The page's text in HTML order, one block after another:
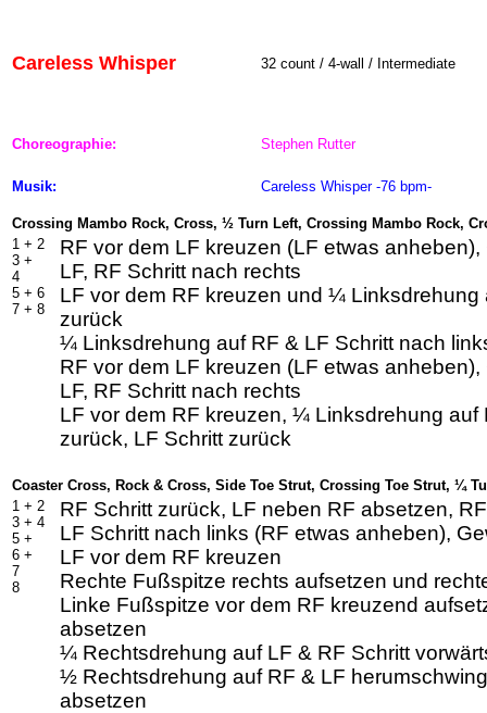
Careless Whisper 32 count / 4-wall / Intermediate
Choreographie: Stephen Rutter
Musik: Careless Whisper -76 bpm-
Crossing Mambo Rock, Cross, ½ Turn Left, Crossing Mambo Rock,
1 + 2
3 +
4
5 + 6
7 + 8
RF vor dem LF kreuzen (LF etwas
LF, RF Schritt nach rechts
LF vor dem RF kreuzen und ¼ Linksdrehung
zurück
¼ Linksdrehung auf RF & LF Schritt nach
RF vor dem LF kreuzen (LF etwas
LF, RF Schritt nach rechts
LF vor dem RF kreuzen, ¼ Linksdrehung auf
zurück, LF Schritt zurück
Coaster Cross, Rock & Cross, Side Toe Strut, Crossing Toe Strut, ¼
1 + 2
3 + 4
5 +
6 +
7
8
RF Schritt zurück, LF neben RF absetzen,
LF Schritt nach links (RF etwas anheben),
LF vor dem RF kreuzen
Rechte Fußspitze rechts aufsetzen und
Linke Fußspitze vor dem RF kreuzend
absetzen
¼ Rechtsdrehung auf LF & RF Schritt
½ Rechtsdrehung auf RF & LF
absetzen